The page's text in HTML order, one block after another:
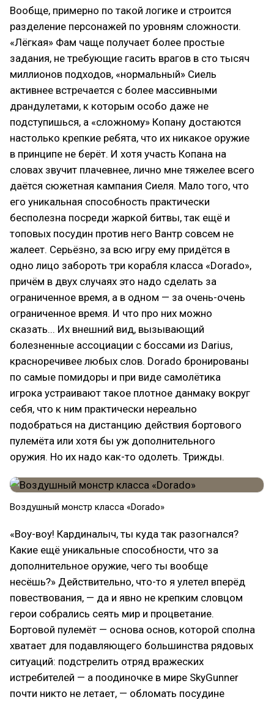
Вообще, примерно по такой логике и строится
разделение персонажей по уровням сложности.
«Лёгкая» Фам чаще получает более простые
задания, не требующие гасить врагов в сто тысяч
миллионов подходов, «нормальный» Сиель
активнее встречается с более массивными
драндулетами, к которым особо даже не
подступишься, а «сложному» Копану достаются
настолько крепкие ребята, что их никакое оружие
в принципе не берёт. И хотя участь Копана на
словах звучит плачевнее, лично мне тяжелее всего
даётся сюжетная кампания Сиеля. Мало того, что
его уникальная способность практически
бесполезна посреди жаркой битвы, так ещё и
топовых посудин против него Вантр совсем не
жалеет. Серьёзно, за всю игру ему придётся в
одно лицо забороть три корабля класса «Dorado»,
причём в двух случаях это надо сделать за
ограниченное время, а в одном — за очень-очень
ограниченное время. И что про них можно
сказать... Их внешний вид, вызывающий
болезненные ассоциации с боссами из Darius,
красноречивее любых слов. Dorado бронированы
по самые помидоры и при виде самолётика
игрока устраивают такое плотное данмаку вокруг
себя, что к ним практически нереально
подобраться на дистанцию действия бортового
пулемёта или хотя бы уж дополнительного
оружия. Но их надо как-то одолеть. Трижды.
Воздушный монстр класса «Dorado»
«Воу-воу! Кардиналыч, ты куда так разогнался?
Какие ещё уникальные способности, что за
дополнительное оружие, чего ты вообще
несёшь?» Действительно, что-то я улетел вперёд
повествования, — да и явно не крепким словцом
герои собрались сеять мир и процветание.
Бортовой пулемёт — основа основ, которой сполна
хватает для подавляющего большинства рядовых
ситуаций: подстрелить отряд вражеских
истребителей — а поодиночке в мире SkyGunner
почти никто не летает, — обломать посудине